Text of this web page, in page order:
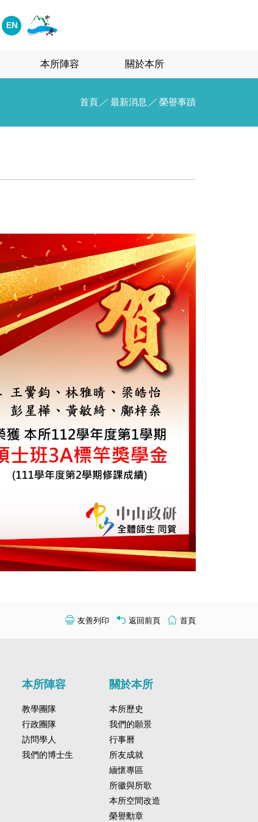
EN
本所陣容 關於本所
首頁 ／ 最新消息 ／ 榮譽事蹟
友善列印 返回前頁 首頁
本所陣容
教學團隊
行政團隊
訪問學人
我們的博士生
關於本所
本所歷史
我們的願景
行事曆
所友成就
緬懷專區
所徽與所歌
本所空間改造
榮譽勳章